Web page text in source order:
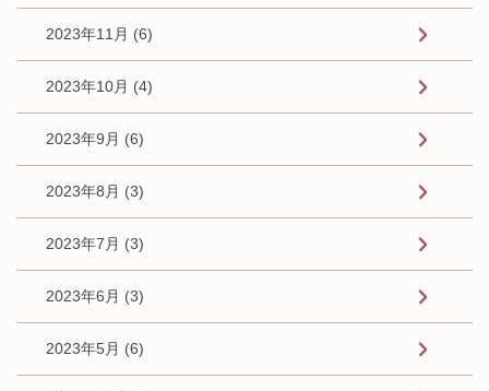
2023年11月 (6)
2023年10月 (4)
2023年9月 (6)
2023年8月 (3)
2023年7月 (3)
2023年6月 (3)
2023年5月 (6)